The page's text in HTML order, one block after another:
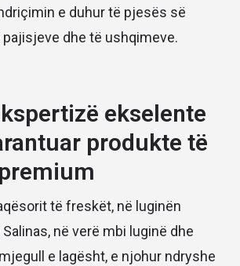
e duhur të pjesës së
dhe të ushqimeve.
ekselente
produkte të
të freskët, në luginën
në verë mbi luginë dhe
e lagësht, e njohur ndryshe